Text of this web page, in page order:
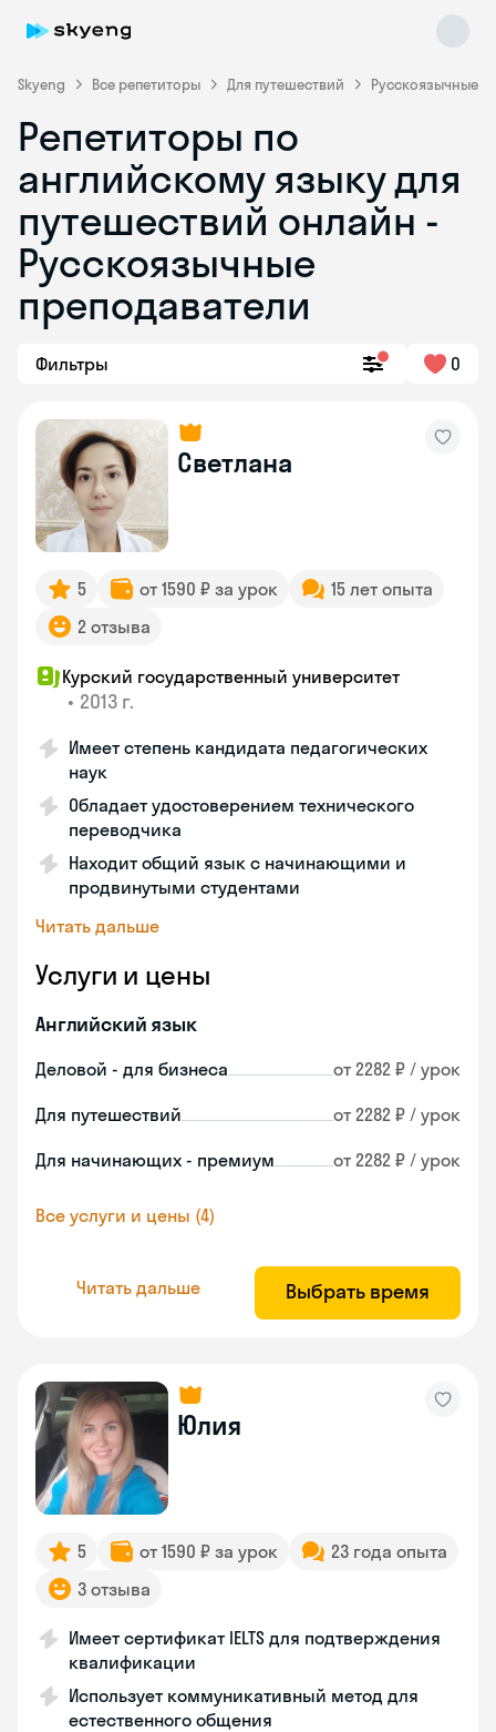
Skyeng Все репетиторы Для путешествий Русскоязычные
Репетиторы по
английскому языку для
путешествий онлайн -
Русскоязычные
преподаватели
Фильтры 0
Светлана
5 от 1590 ₽ за урок
15 лет опыта
2 отзыва
Курский государственный университет
• 2013 г.
Имеет степень кандидата педагогических
наук
Обладает удостоверением технического
переводчика
Находит общий язык с начинающими и
продвинутыми студентами
Читать дальше
Услуги и цены
Английский язык
Деловой - для бизнеса от 2282 ₽ / урок
Для путешествий от 2282 ₽ / урок
Для начинающих - премиум от 2282 ₽ / урок
Все услуги и цены (4)
Читать дальше Выбрать время
Юлия
5 от 1590 ₽ за урок
23 года опыта
3 отзыва
Имеет сертификат IELTS для подтверждения
квалификации
Использует коммуникативный метод для
естественного общения
online